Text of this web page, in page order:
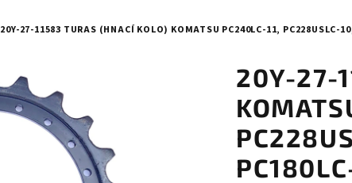
20Y-27-11583 TURAS (HNACÍ KOLO) KOMATSU PC240LC-11, PC228USLC-
20Y-27-